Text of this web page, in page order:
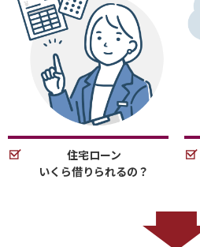
住宅ローン
いくら借りられるの？